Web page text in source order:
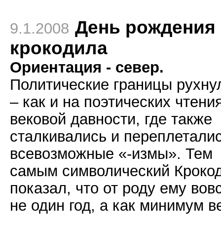
9.1.2008 День рождения
крокодила
Ориентация - север.
Политические границы
– как и на поэтических
вековой давности, где также
сталкивались и
всевозможные «-измы». Тем
самым символический
показал, что от роду ему
не один год, а как минимум